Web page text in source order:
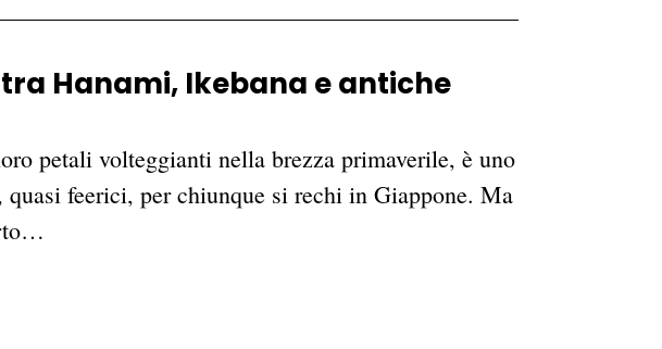
Hanami, Ikebana e antiche
petali volteggianti nella brezza primaverile, è uno
feerici, per chiunque si rechi in Giappone. Ma